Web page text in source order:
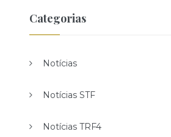
Categorias
Notícias
Notícias STF
Notícias TRF4